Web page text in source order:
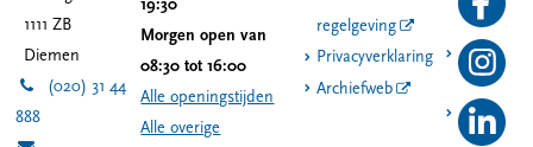
1111 ZB
Diemen
(020) 31 44
888
19:30
Morgen open van
08:30 tot 16:00
Alle openingstijden
Alle overige
regelgeving
Privacyverklaring
Archiefweb